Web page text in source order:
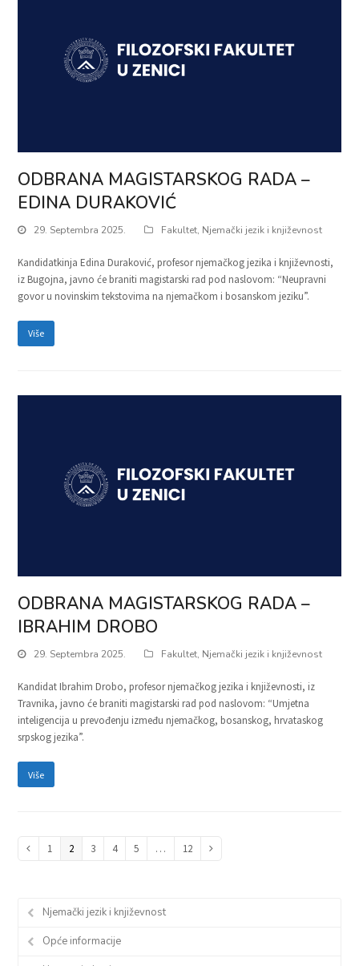
ODBRANA MAGISTARSKOG RADA –
EDINA DURAKOVIĆ
29. Septembra 2025. Fakultet, Njemački jezik i književnost
Kandidatkinja Edina Duraković, profesor njemačkog jezika i književnosti,
iz Bugojna, javno će braniti magistarski rad pod naslovom: “Neupravni
govor u novinskim tekstovima na njemačkom i bosanskom jeziku”.
Više
ODBRANA MAGISTARSKOG RADA –
IBRAHIM DROBO
29. Septembra 2025. Fakultet, Njemački jezik i književnost
Kandidat Ibrahim Drobo, profesor njemačkog jezika i književnosti, iz
Travnika, javno će braniti magistarski rad pod naslovom: “Umjetna
inteligencija u prevođenju između njemačkog, bosanskog, hrvataskog
srpskog jezika”.
Više
Previous
Page
1 Page
2 Page
3 Page
4 Page
5 … Page
12
Njemački jezik i književnost
Opće informacije